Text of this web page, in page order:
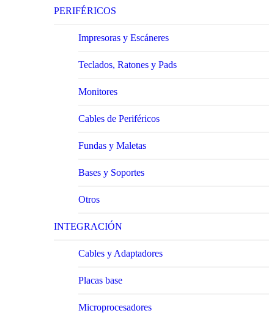
PERIFÉRICOS
Impresoras y Escáneres
Teclados, Ratones y Pads
Monitores
Cables de Periféricos
Fundas y Maletas
Bases y Soportes
Otros
INTEGRACIÓN
Cables y Adaptadores
Placas base
Microprocesadores